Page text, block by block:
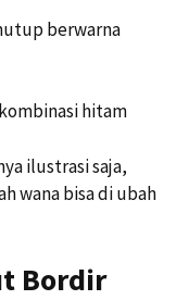
berwarna
ilustrasi saja,
wana bisa di ubah
Bordir